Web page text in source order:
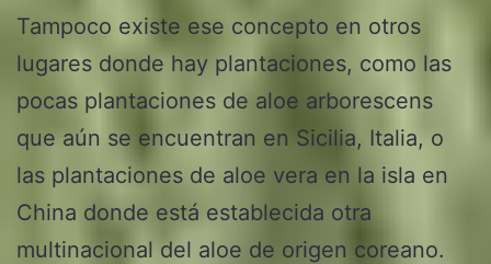
Tampoco existe ese concepto en otros
lugares donde hay plantaciones, como las
pocas plantaciones de aloe arborescens
que aún se encuentran en Sicilia, Italia, o
las plantaciones de aloe vera en la isla en
China donde está establecida otra
multinacional del aloe de origen coreano.